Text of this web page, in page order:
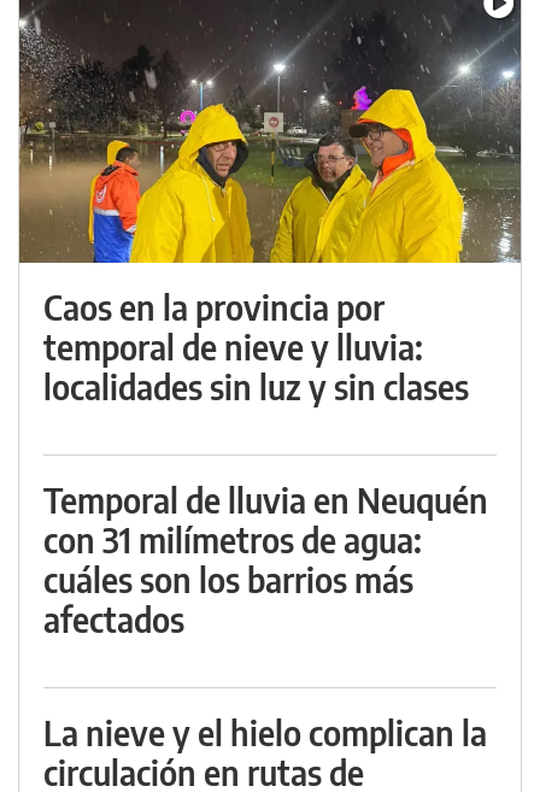
Caos en la provincia por
temporal de nieve y lluvia:
localidades sin luz y sin clases
Temporal de lluvia en Neuquén
con 31 milímetros de agua:
cuáles son los barrios más
afectados
La nieve y el hielo complican la
circulación en rutas de